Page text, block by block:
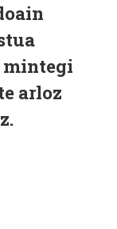
mintegi
arloz